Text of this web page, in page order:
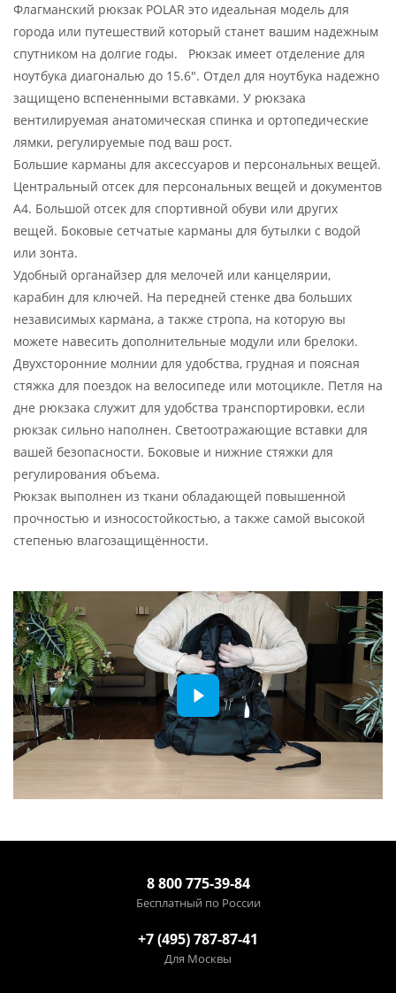
Флагманский рюкзак POLAR это идеальная модель для
города или путешествий который станет вашим надежным
спутником на долгие годы. Рюкзак имеет отделение для
ноутбука диагональю до 15.6". Отдел для ноутбука надежно
защищено вспененными вставками. У рюкзака
вентилируемая анатомическая спинка и ортопедические
лямки, регулируемые под ваш рост.
Большие карманы для аксессуаров и персональных вещей.
Центральный отсек для персональных вещей и документов
A4. Большой отсек для спортивной обуви или других
вещей. Боковые сетчатые карманы для бутылки с водой
или зонта.
Удобный органайзер для мелочей или канцелярии,
карабин для ключей. На передней стенке два больших
независимых кармана, а также стропа, на которую вы
можете навесить дополнительные модули или брелоки.
Двухсторонние молнии для удобства, грудная и поясная
стяжка для поездок на велосипеде или мотоцикле. Петля на
дне рюкзака служит для удобства транспортировки, если
рюкзак сильно наполнен. Светоотражающие вставки для
вашей безопасности. Боковые и нижние стяжки для
регулирования объема.
Рюкзак выполнен из ткани обладающей повышенной
прочностью и износостойкостью, а также самой высокой
степенью влагозащищённости.
8 800 775-39-84
Бесплатный по России
+7 (495) 787-87-41
Для Москвы